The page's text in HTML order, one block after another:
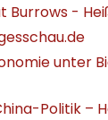
Burrows -
unter
Politik –